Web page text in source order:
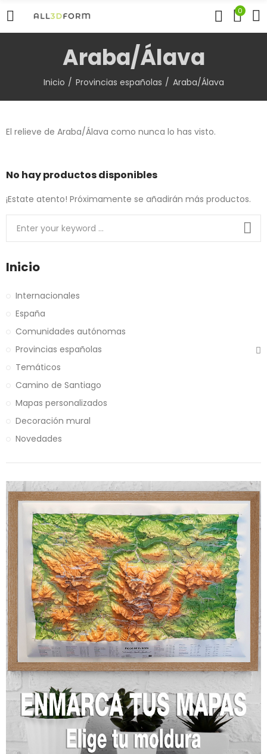
0
Araba/Álava
Inicio Provincias españolas Araba/Álava
El relieve de Araba/Álava como nunca lo has visto.
No hay productos disponibles
¡Estate atento! Próximamente se añadirán más productos.
Inicio
Internacionales
España
Comunidades autónomas
Provincias españolas
Temáticos
Camino de Santiago
Mapas personalizados
Decoración mural
Novedades